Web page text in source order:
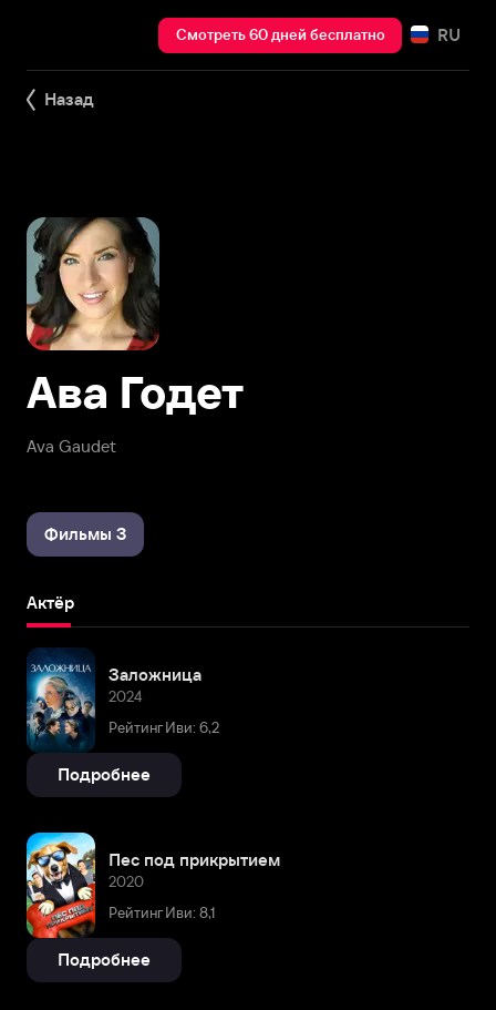
Смотреть 60 дней бесплатно RU
Назад
Ava Gaudet
Ава Годет
Фильмы 3
Актёр
Заложница
2024
Рейтинг Иви: 6,2
Подробнее
Пес под прикрытием
2020
Рейтинг Иви: 8,1
Подробнее